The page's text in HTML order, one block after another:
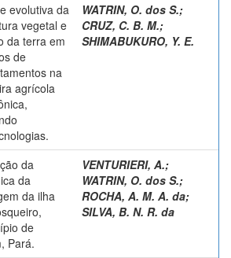
evolutiva da
vegetal e
da terra em
de
na
agrícola
WATRIN, O. dos S.;
CRUZ, C. B. M.;
SHIMABUKURO, Y. E.
da
da
da ilha
de
Pará.
VENTURIERI, A.;
WATRIN, O. dos S.;
ROCHA, A. M. A. da;
SILVA, B. N. R. da